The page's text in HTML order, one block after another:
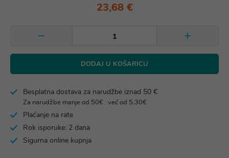
23,68 €
DODAJ U KOŠARICU
Besplatna dostava za narudžbe iznad 50 €
Za narudžbe manje od 50€ : već od 5,30€
Plaćanje na rate
Rok isporuke: 2 dana
Sigurna online kupnja